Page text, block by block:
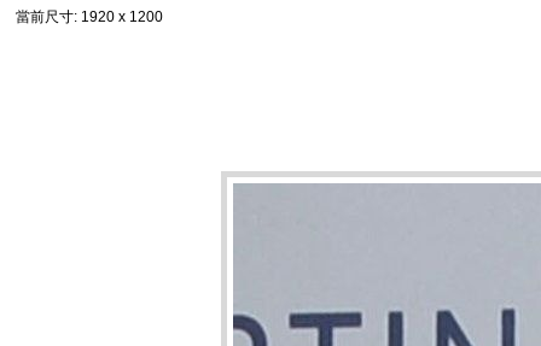
當前尺寸: 1920 x 1200